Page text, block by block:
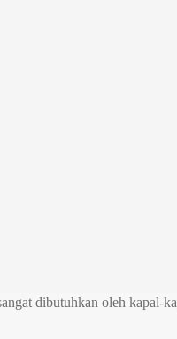
dibutuhkan oleh kapal-